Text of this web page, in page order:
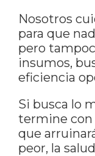
Nosotros
para que
pero
insumos,
eficiencia
Si busca lo
termine con
que
peor, la